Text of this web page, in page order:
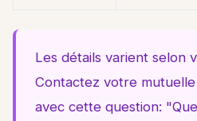
Les détails varient selon
Contactez votre
avec cette question: